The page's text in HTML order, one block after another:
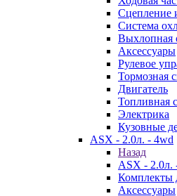
Система
Выхлопная
Аксессуары
Рулевое
Тормозная
Двигатель
Топливная
Электрика
Кузовные
ASX - 2.0л. - 4wd
Назад
ASX - 2.0л.
Комплекты
Аксессуары